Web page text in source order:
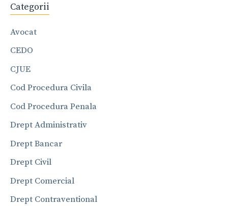
Categorii
Avocat
CEDO
CJUE
Cod Procedura Civila
Cod Procedura Penala
Drept Administrativ
Drept Bancar
Drept Civil
Drept Comercial
Drept Contraventional